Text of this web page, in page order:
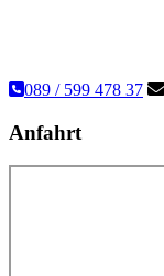
089 / 599 478 37
Anfahrt